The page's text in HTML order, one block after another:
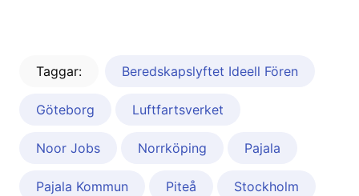
Taggar: Beredskapslyftet Ideell Fören
Göteborg Luftfartsverket
Noor Jobs Norrköping Pajala
Pajala Kommun Piteå Stockholm